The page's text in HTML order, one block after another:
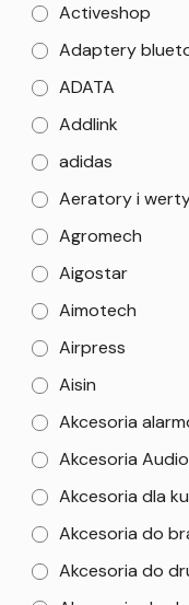
Activeshop
Adaptery
ADATA
Addlink
adidas
Aeratory i
Agromech
Aigostar
Aimotech
Airpress
Aisin
Akcesoria
Akcesoria Audio
Akcesoria dla
Akcesoria do
Akcesoria do